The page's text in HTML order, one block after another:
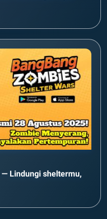
Lindungi sheltermu,